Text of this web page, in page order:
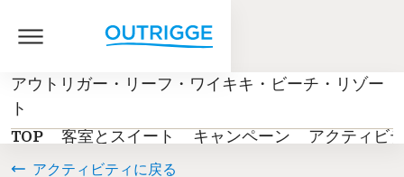
アウトリガー・リーフ・ワイキキ・ビーチ・リゾー
ト
TOP
客室とスイート キャンペーン アクティビ
アクティビティに戻る